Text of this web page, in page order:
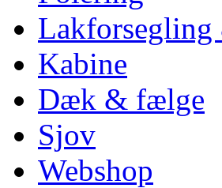
Kabine
Dæk & fælge
Sjov
Webshop